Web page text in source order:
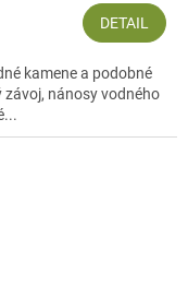
DETAIL
kamene a podobné
nánosy vodného